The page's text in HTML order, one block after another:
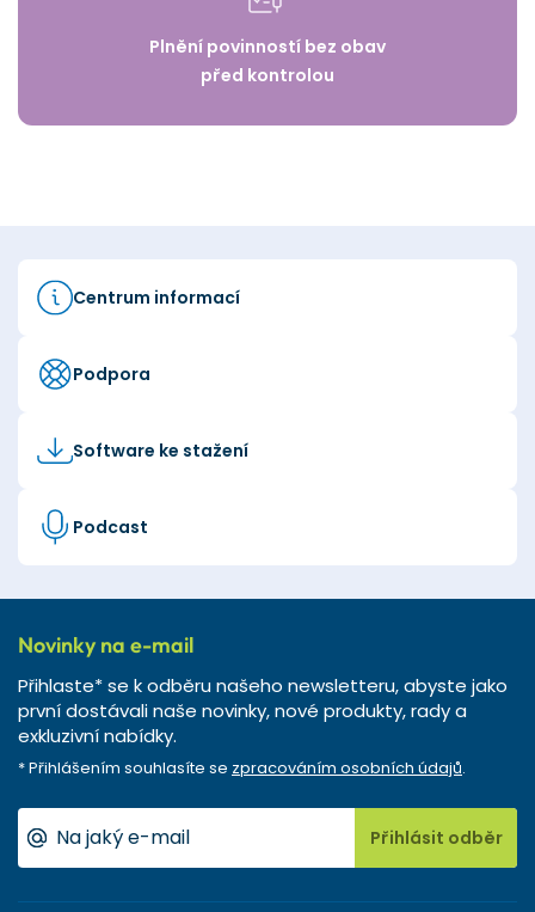
Plnění povinností bez obav
před kontrolou
Centrum informací
Podpora
Software ke stažení
Podcast
Novinky na e-mail
Přihlaste* se k odběru našeho newsletteru, abyste jako
první dostávali naše novinky, nové produkty, rady a
exkluzivní nabídky.
* Přihlášením souhlasíte se zpracováním osobních údajů.
Přihlásit odběr